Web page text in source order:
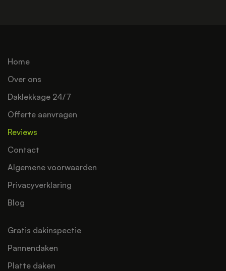
Home
Over ons
Daklekkage 24/7
Offerte aanvragen
Reviews
Contact
Algemene voorwaarden
Privacyverklaring
Blog
Gratis dakinspectie
Pannendaken
Platte daken